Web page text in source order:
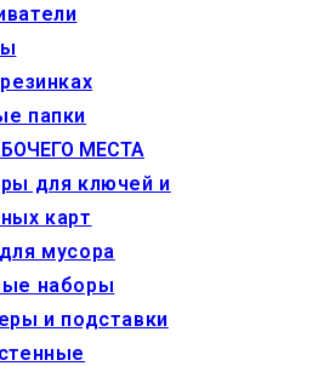
папки
МЕСТА
для ключей и
карт
мусора
наборы
и подставки